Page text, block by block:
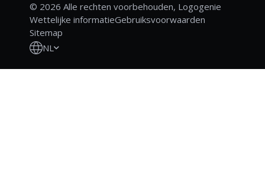
© 2026 Alle rechten voorbehouden, Logogenie
Wettelijke informatieGebruiksvoorwaarden
Sitemap
NL